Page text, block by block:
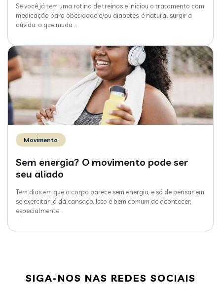
Se você já tem uma rotina de treinos e iniciou o tratamento com
medicação para obesidade e/ou diabetes, é natural surgir a
dúvida: o que muda …
Movimento
Sem energia? O movimento pode ser
seu aliado
Tem dias em que o corpo parece sem energia, e só de pensar em
se exercitar já dá cansaço. Isso é bem comum de acontecer,
especialmente…
SIGA-NOS NAS REDES SOCIAIS